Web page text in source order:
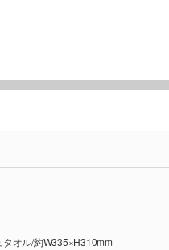
オル/約W335×H310mm